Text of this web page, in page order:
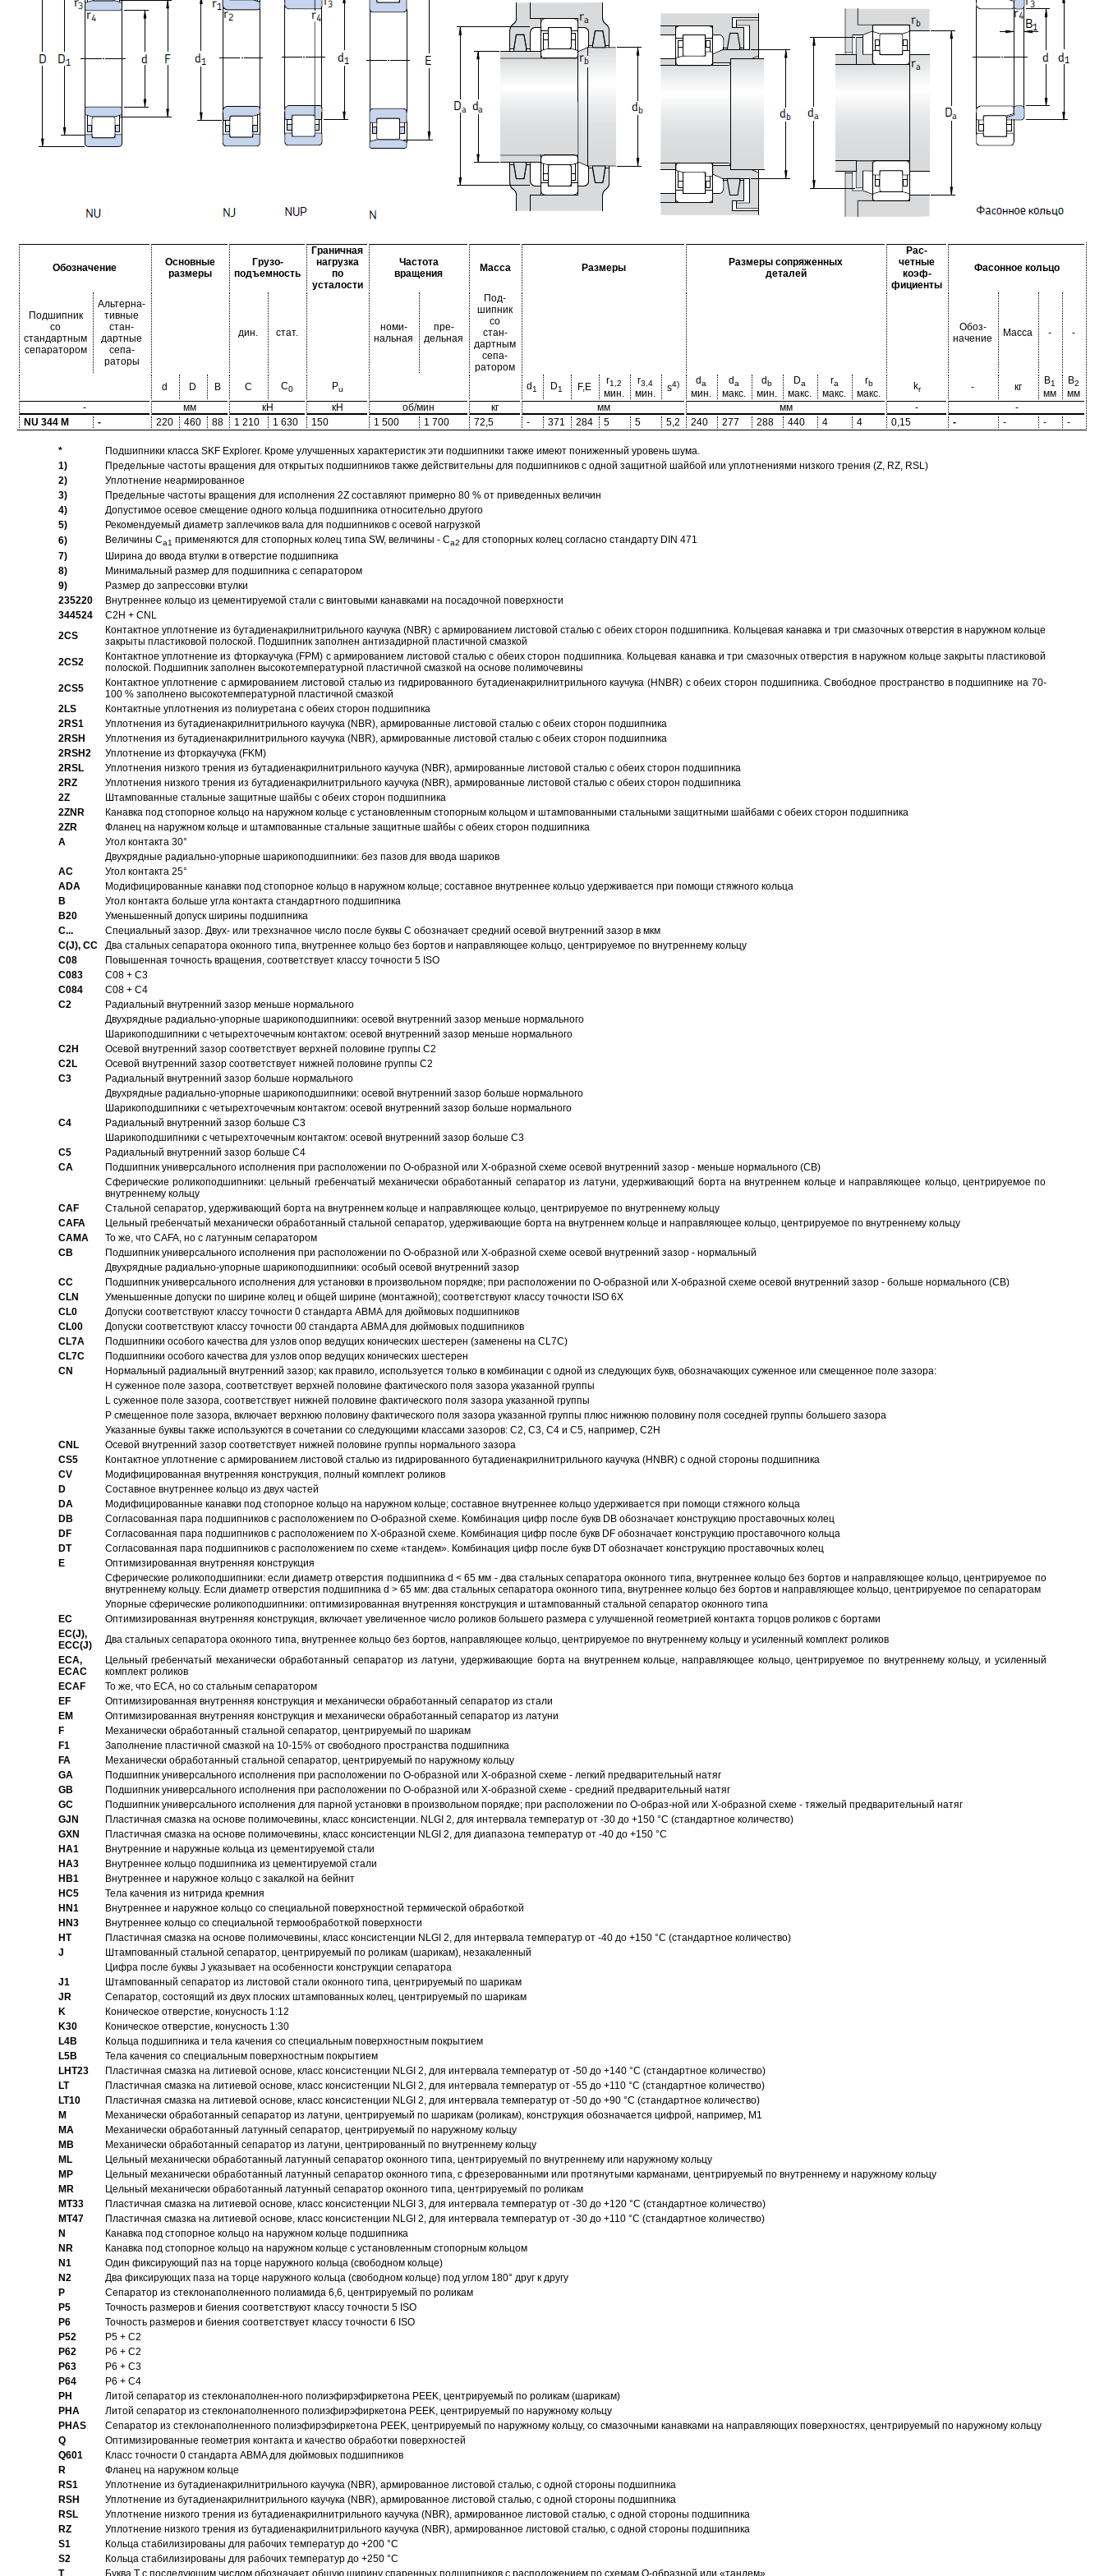
Обозначение
Основные
размеры
Грузо-
подъемность
Граничная
нагрузка
по
усталости
Частота
вращения
Масса Размеры
Размеры сопряженных
деталей
Рас-
четные
коэф-
фициенты
Фасонное кольцо
Подшипник
со
стандартным
сепаратором
Альтерна-
тивные
стан-
дартные
сепа-
раторы
дин. стат.
номи-
нальная
пре-
дельная
Под-
шипник
со
стан-
дартным
сепа-
ратором
Обоз-
начение
Масса - -
d D B C C0 Pu d1 D1 F,E
r1,2
мин.
r3,4
мин.
s4) da
мин.
da
макс.
d b
мин.
Da
макс.
ra
макс.
rb
макс.
kr - кг
B1
мм
B2
мм
-
мм кН кН об/мин кг мм мм -
-
NU 344 M
- 220 460 88 1 210 1 630 150 1 500 1 700 72,5 - 371 284 5 5 5,2 240 277 288 440 4 4 0,15 - - - -
*
Подшипники класса SKF Explorer. Кроме улучшенных характеристик эти подшипники также имеют пониженный уровень шума.
1)
Предельные частоты вращения для открытых подшипников также действительны для подшипников с одной защитной шайбой или уплотнениями низкого трения (Z, RZ, RSL)
2)
Уплотнение неармированное
3)
Предельные частоты вращения для исполнения 2Z составляют примерно 80 % от приведенных величин
4)
Допустимое осевое смещение одного кольца подшипника относительно другого
5)
Рекомендуемый диаметр заплечиков вала для подшипников с осевой нагрузкой
6)
Величины Ca1 применяются для стопорных колец типа SW, величины - Ca2 для стопорных колец согласно стандарту DIN 471
7)
Ширина до ввода втулки в отверстие подшипника
8)
Минимальный размер для подшипника с сепаратором
9)
Размер до запрессовки втулки
235220
Внутреннее кольцо из цементируемой стали с винтовыми канавками на посадочной поверхности
344524
C2H + CNL
2CS
Контактное уплотнение из бутадиенакрилнитрильного каучука (NBR) с армированием листовой сталью с обеих сторон подшипника. Кольцевая канавка и три смазочных отверстия в наружном кольце
закрыты пластиковой полоской. Подшипник заполнен антизадирной пластичной смазкой
2CS2
Контактное уплотнение из фторкаучука (FPM) с армированием листовой сталью с обеих сторон подшипника. Кольцевая канавка и три смазочных отверстия в наружном кольце закрыты пластиковой
полоской. Подшипник заполнен высокотемпературной пластичной смазкой на основе полимочевины
2CS5
Контактное уплотнение с армированием листовой сталью из гидрированного бутадиенакрилнитрильного каучука (HNBR) с обеих сторон подшипника. Свободное пространство в подшипнике на 70-
100 % заполнено высокотемпературной пластичной смазкой
2LS
Контактные уплотнения из полиуретана с обеих сторон подшипника
2RS1
Уплотнения из бутадиенакрилнитрильного каучука (NBR), армированные листовой сталью с обеих сторон подшипника
2RSH
Уплотнения из бутадиенакрилнитрильного каучука (NBR), армированные листовой сталью с обеих сторон подшипника
2RSH2
Уплотнение из фторкаучука (FKM)
2RSL
Уплотнения низкого трения из бутадиенакрилнитрильного каучука (NBR), армированные листовой сталью с обеих сторон подшипника
2RZ
Уплотнения низкого трения из бутадиенакрилнитрильного каучука (NBR), армированные листовой сталью с обеих сторон подшипника
2Z
Штампованные стальные защитные шайбы с обеих сторон подшипника
2ZNR
Канавка под стопорное кольцо на наружном кольце с установленным стопорным кольцом и штампованными стальными защитными шайбами с обеих сторон подшипника
2ZR
Фланец на наружном кольце и штампованные стальные защитные шайбы с обеих сторон подшипника
A
Угол контакта 30°
Двухрядные радиально-упорные шарикоподшипники: без пазов для ввода шариков
AC
Угол контакта 25°
ADA
Модифицированные канавки под стопорное кольцо в наружном кольце; составное внутреннее кольцо удерживается при помощи стяжного кольца
B
Угол контакта больше угла контакта стандартного подшипника
B20
Уменьшенный допуск ширины подшипника
C...
Специальный зазор. Двух- или трехзначное число после буквы С обозначает средний осевой внутренний зазор в мкм
C(J), CC
Два стальных сепаратора оконного типа, внутреннее кольцо без бортов и направляющее кольцо, центрируемое по внутреннему кольцу
C08
Повышенная точность вращения, соответствует классу точности 5 ISO
C083
C08 + C3
C084
C08 + C4
C2
Pадиальный внутренний зазор меньше нормального
Двухрядные радиально-упорные шарикоподшипники: осевой внутренний зазор меньше нормального
Шарикоподшипники с четырехточечным контактом: осевой внутренний зазор меньше нормального
C2H
Осевой внутренний зазор соответствует верхней половине группы C2
C2L
Осевой внутренний зазор соответствует нижней половине группы C2
C3
Pадиальный внутренний зазор больше нормального
Двухрядные радиально-упорные шарикоподшипники: осевой внутренний зазор больше нормального
Шарикоподшипники с четырехточечным контактом: осевой внутренний зазор больше нормального
C4
Pадиальный внутренний зазор больше C3
Шарикоподшипники с четырехточечным контактом: осевой внутренний зазор больше C3
C5
Pадиальный внутренний зазор больше C4
CA
Подшипник универсального исполнения при расположении по О-образной или Х-образной схеме осевой внутренний зазор - меньше нормального (CB)
Сферические роликоподшипники: цельный гребенчатый механически обработанный сепаратор из латуни, удерживающий борта на внутреннем кольце и направляющее кольцо, центрируемое по
внутреннему кольцу
CAF
Стальной сепаратор, удерживающий борта на внутреннем кольце и направляющее кольцо, центрируемое по внутреннему кольцу
CAFA
Цельный гребенчатый механически обработанный стальной сепаратор, удерживающие борта на внутреннем кольце и направляющее кольцо, центрируемое по внутреннему кольцу
CAMA
То же, что CAFA, но с латунным сепаратором
CB
Подшипник универсального исполнения при расположении по О-образной или Х-образной схеме осевой внутренний зазор - нормальный
Двухрядные радиально-упорные шарикоподшипники: особый осевой внутренний зазор
CC
Подшипник универсального исполнения для установки в произвольном порядке; при расположении по О-образной или Х-образной схеме осевой внутренний зазор - больше нормального (CB)
CLN
Уменьшенные допуски по ширине колец и общей ширине (монтажной); соответствуют классу точности ISO 6X
CL0
Допуски соответствуют классу точности 0 стандарта АВМА для дюймовых подшипников
CL00
Допуски соответствуют классу точности 00 стандарта ABMA для дюймовых подшипников
CL7A
Подшипники особого качества для узлов опор ведущих конических шестерен (заменены на CL7C)
CL7C
Подшипники особого качества для узлов опор ведущих конических шестерен
CN
Hормальный радиальный внутренний зазор; как правило, используется только в комбинации с одной из следующих букв, обозначающих суженное или смещенное поле зазора:
H суженное поле зазора, соответствует верхней половине фактического поля зазора указанной группы
L суженное поле зазора, соответствует нижней половине фактического поля зазора указанной группы
P смещенное поле зазора, включает верхнюю половину фактического поля зазора указанной группы плюс нижнюю половину поля соседней группы большего зазора
Указанные буквы также используются в сочетании со следующими классами зазоров: С2, C3, С4 и С5, например, С2Н
CNL
Осевой внутренний зазор соответствует нижней половине группы нормального зазора
CS5
Контактное уплотнение с армированием листовой сталью из гидрированного бутадиенакрилнитрильного каучука (HNBR) с одной стороны подшипника
CV
Модифицированная внутренняя конструкция, полный комплект роликов
D
Составное внутреннее кольцо из двух частей
DA
Модифицированные канавки под стопорное кольцо на наружном кольце; составное внутреннее кольцо удерживается при помощи стяжного кольца
DB
Согласованная пара подшипников с расположением по О-образной схеме. Комбинация цифр после букв DB обозначает конструкцию проставочных колец
DF
Согласованная пара подшипников с расположением по Х-образной схеме. Комбинация цифр после букв DF обозначает конструкцию проставочного кольца
DT
Согласованная пара подшипников с расположением по схеме «тандем». Комбинация цифр после букв DT обозначает конструкцию проставочных колец
E
Оптимизированная внутренняя конструкция
Сферические роликоподшипники: если диаметр отверстия подшипника d < 65 мм - два стальных сепаратора оконного типа, внутреннее кольцо без бортов и направляющее кольцо, центрируемое по
внутреннему кольцу. Если диаметр отверстия подшипника d > 65 мм: два стальных сепаратора оконного типа, внутреннее кольцо без бортов и направляющее кольцо, центрируемое по сепараторам
Упорные сферические роликоподшипники: оптимизированная внутренняя конструкция и штампованный стальной сепаратор оконного типа
EC
Oптимизированная внутренняя конструкция, включает увеличенное число роликов большего размера с улучшенной геометрией контакта торцов роликов с бортами
EC(J),
ECC(J)
Два стальных сепаратора оконного типа, внутреннее кольцо без бортов, направляющее кольцо, центрируемое по внутреннему кольцу и усиленный комплект роликов
ECA,
ECAC
Цельный гребенчатый механически обработанный сепаратор из латуни, удерживающие борта на внутреннем кольце, направляющее кольцо, центрируемое по внутреннему кольцу, и усиленный
комплект роликов
ECAF
То же, что ECA, но со стальным сепаратором
EF
Оптимизированная внутренняя конструкция и механически обработанный сепаратор из стали
EM
Оптимизированная внутренняя конструкция и механически обработанный сепаратор из латуни
F
Механически обработанный стальной сепаратор, центрируемый по шарикам
F1
Заполнение пластичной смазкой на 10-15% от свободного пространства подшипника
FA
Механически обработанный стальной сепаратор, центрируемый по наружному кольцу
GA
Подшипник универсального исполнения при расположении по О-образной или Х-образной схеме - легкий предварительный натяг
GB
Подшипник универсального исполнения при расположении по О-образной или Х-образной схеме - средний предварительный натяг
GC
Подшипник универсального исполнения для парной установки в произвольном порядке; при расположении по О-образ-ной или Х-образной схеме - тяжелый предварительный натяг
GJN
Пластичная смазка на основе полимочевины, класс консистенции. NLGI 2, для интервала температур от -30 до +150 °C (стандартное количество)
GXN
Пластичная смазка на основе полимочевины, класс консистенции NLGI 2, для диапазона температур от -40 до +150 °C
HA1
Внутренние и наружные кольца из цементируемой стали
HA3
Bнутреннее кольцо подшипника из цементируемой стали
HB1
Bнутреннее и наружное кольцо с закалкой на бейнит
HC5
Тела качения из нитрида кремния
HN1
Bнутреннее и наружное кольцо со специальной поверхностной термической обработкой
HN3
Внутреннее кольцо со специальной термообработкой поверхности
HT
Пластичная смазка на основе полимочевины, класс консистенции NLGI 2, для интервала температур от -40 до +150 °C (стандартное количество)
J
Штампованный стальной сепаратор, центрируемый по роликам (шарикам), незакаленный
Цифра после буквы J указывает на особенности конструкции сепаратора
J1
Штампованный сепаратор из листовой стали оконного типа, центрируемый по шарикам
JR
Сепаратор, состоящий из двух плоских штампованных колец, центрируемый по шарикам
K
Коническое отверстие, конусность 1:12
K30
Коническое отверстие, конусность 1:30
L4B
Кольца подшипника и тела качения со специальным поверхностным покрытием
L5B
Тела качения со специальным поверхностным покрытием
LHT23
Пластичная смазка на литиевой основе, класс консистенции NLGI 2, для интервала температур от -50 до +140 °C (стандартное количество)
LT
Пластичная смазка на литиевой основе, класс консистенции NLGI 2, для интервала температур от -55 до +110 °C (стандартное количество)
LT10
Пластичная смазка на литиевой основе, класс консистенции NLGI 2, для интервала температур от -50 до +90 °C (стандартное количество)
M
Механически обработанный сепаратор из латуни, центрируемый по шарикам (роликам), конструкция обозначается цифрой, например, M1
MA
Механически обработанный латунный сепаратор, центрируемый по наружному кольцу
MB
Механически обработанный сепаратор из латуни, центрированный по внутреннему кольцу
ML
Цельный механически обработанный латунный сепаратор оконного типа, центрируемый по внутреннему или наружному кольцу
MP
Цельный механически обработанный латунный сепаратор оконного типа, с фрезерованными или протянутыми карманами, центрируемый по внутреннему и наружному кольцу
MR
Цельный механически обработанный латунный сепаратор оконного типа, центрируемый по роликам
MT33
Пластичная смазка на литиевой основе, класс консистенции NLGI 3, для интервала температур от -30 до +120 °C (стандартное количество)
MT47
Пластичная смазка на литиевой основе, класс консистенции NLGI 2, для интервала температур от -30 до +110 °C (стандартное количество)
N
Канавка под стопорное кольцо на наружном кольце подшипника
NR
Канавка под стопорное кольцо на наружном кольце с установленным стопорным кольцом
N1
Один фиксирующий паз на торце наружного кольца (свободном кольце)
N2
Два фиксирующих паза на торце наружного кольца (свободном кольце) под углом 180° друг к другу
P
Cепаратор из стеклонаполненного полиамида 6,6, центрируемый по роликам
P5
Точность размеров и биения соответствуют классу точности 5 ISO
P6
Точность размеров и биения соответствует классу точности 6 ISO
P52
P5 + C2
P62
P6 + C2
P63
P6 + C3
P64
P6 + C4
PH
Литой сепаратор из стеклонаполнен-ного полиэфирэфиркетона PEEK, центрируемый по роликам (шарикам)
PHA
Литой сепаратор из стеклонаполненного полиэфирэфиркетона PEEK, центрируемый по наружному кольцу
PHAS
Сепаратор из стеклонаполненного полиэфирэфиркетона PEEK, центрируемый по наружному кольцу, со смазочными канавками на направляющих поверхностях, центрируемый по наружному кольцу
Q
Оптимизированные геометрия контакта и качество обработки поверхностей
Q601
Класс точности 0 стандарта ABMA для дюймовых подшипников
R
Фланец на наружном кольце
RS1
Уплотнение из бутадиенакрилнитрильного каучука (NBR), армированное листовой сталью, с одной стороны подшипника
RSH
Уплотнение из бутадиенакрилнитрильного каучука (NBR), армированное листовой сталью, с одной стороны подшипника
RSL
Уплотнение низкого трения из бутадиенакрилнитрильного каучука (NBR), армированное листовой сталью, с одной стороны подшипника
RZ
Уплотнение низкого трения из бутадиенакрилнитрильного каучука (NBR), армированное листовой сталью, с одной стороны подшипника
S1
Кольца стабилизированы для рабочих температур до +200 °C
S2
Кольца стабилизированы для рабочих температур до +250 °C
T
Буква T с последующим числом обозначает общую ширину спаренных подшипников с расположением по схемам О-образной или «тандем»